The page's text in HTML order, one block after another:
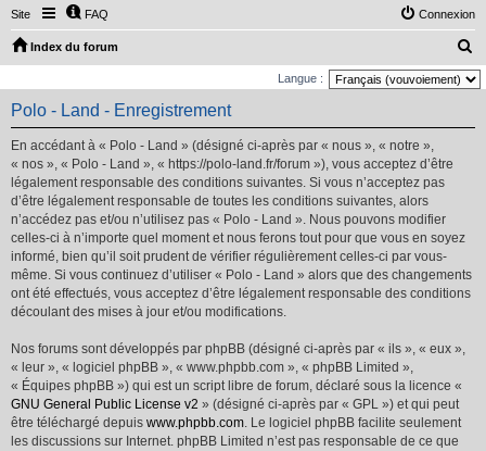
Site FAQ Connexion
Index du forum
e
Langue :
Polo - Land - Enregistrement
En accédant à « Polo - Land » (désigné ci-après par « nous », « notre »,
« nos », « Polo - Land », « https://polo-land.fr/forum »), vous acceptez d’être
légalement responsable des conditions suivantes. Si vous n’acceptez pas
d’être légalement responsable de toutes les conditions suivantes, alors
n’accédez pas et/ou n’utilisez pas « Polo - Land ». Nous pouvons modifier
celles-ci à n’importe quel moment et nous ferons tout pour que vous en soyez
informé, bien qu’il soit prudent de vérifier régulièrement celles-ci par vous-
même. Si vous continuez d’utiliser « Polo - Land » alors que des changements
ont été effectués, vous acceptez d’être légalement responsable des conditions
découlant des mises à jour et/ou modifications.
Nos forums sont développés par phpBB (désigné ci-après par « ils », « eux »,
« leur », « logiciel phpBB », « www.phpbb.com », « phpBB Limited »,
« Équipes phpBB ») qui est un script libre de forum, déclaré sous la licence «
GNU General Public License v2 » (désigné ci-après par « GPL ») et qui peut
être téléchargé depuis www.phpbb.com. Le logiciel phpBB facilite seulement
les discussions sur Internet. phpBB Limited n’est pas responsable de ce que